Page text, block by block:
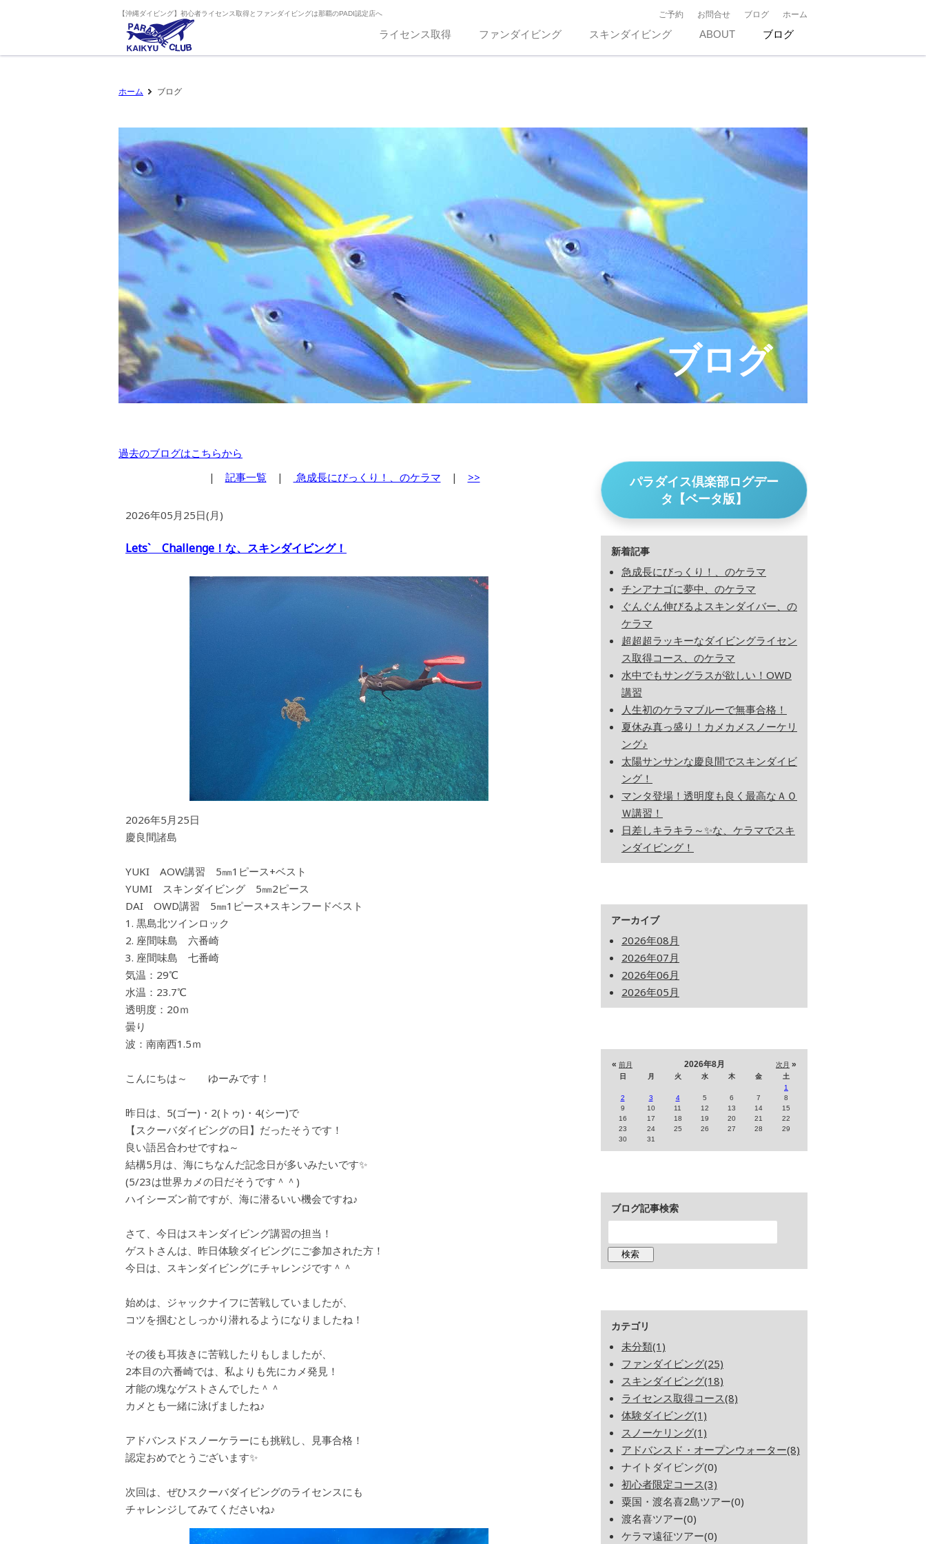
【沖縄ダイビング】初心者ライセンス取得とファンダイビングは那覇のPADI認定店へ ご予約 お問合せ ブログ ホーム
ライセンス取得 ファンダイビング スキンダイビング ABOUT ブログ
ホーム ブログ
ブログ
過去のブログはこちらから
| 記事一覧| 急成長にびっくり！、のケラマ | >>
2026年05月25日(月)
Lets` Challenge！な、スキンダイビング！
2026年5月25日
慶良間諸島
YUKI AOW講習 5㎜1ピース+ベスト
YUMI スキンダイビング 5㎜2ピース
DAI OWD講習 5㎜1ピース+スキンフードベスト
黒島北ツインロック
座間味島 六番崎
座間味島 七番崎
気温：29℃
水温：23.7℃
透明度：20ｍ
曇り
波：南南西1.5ｍ
こんにちは～ ゆーみです！
昨日は、5(ゴー)・2(トゥ)・4(シー)で
【スクーバダイビングの日】だったそうです！
良い語呂合わせですね～
結構5月は、海にちなんだ記念日が多いみたいです✨
(5/23は世界カメの日だそうです＾＾)
ハイシーズン前ですが、海に潜るいい機会ですね♪
さて、今日はスキンダイビング講習の担当！
ゲストさんは、昨日体験ダイビングにご参加された方！
今日は、スキンダイビングにチャレンジです＾＾
始めは、ジャックナイフに苦戦していましたが、
コツを掴むとしっかり潜れるようになりましたね！
その後も耳抜きに苦戦したりもしましたが、
2本目の六番崎では、私よりも先にカメ発見！
才能の塊なゲストさんでした＾＾
カメとも一緒に泳げましたね♪
アドバンスドスノーケラーにも挑戦し、見事合格！
認定おめでとうございます✨
次回は、ぜひスクーバダイビングのライセンスにも
チャレンジしてみてくださいね♪
パラダイス倶楽部ログデー
タ【ベータ版】
新着記事
急成長にびっくり！、のケラマ
チンアナゴに夢中、のケラマ
ぐんぐん伸びるよスキンダイバー、の
ケラマ
超超超ラッキーなダイビングライセン
ス取得コース、のケラマ
水中でもサングラスが欲しい！OWD
講習
人生初のケラマブルーで無事合格！
夏休み真っ盛り！カメカメスノーケリ
ング♪
太陽サンサンな慶良間でスキンダイビ
ング！
マンタ登場！透明度も良く最高なＡＯ
Ｗ講習！
日差しキラキラ～✨な、ケラマでスキ
ンダイビング！
アーカイブ
2026年08月
2026年07月
2026年06月
2026年05月
« 前月 次月 »
2026年8月
日 月 火 水 木 金
土
1
2
3 4 5 6 7
8
9
10 11 12 13 14
15
16
17 18 19 20 21
22
23
24 25 26 27 28
29
30
31
ブログ記事検索
カテゴリ
未分類(1)
ファンダイビング(25)
スキンダイビング(18)
ライセンス取得コース(8)
体験ダイビング(1)
スノーケリング(1)
アドバンスド・オープンウォーター(8)
ナイトダイビング(0)
初心者限定コース(3)
粟国・渡名喜2島ツアー(0)
渡名喜ツアー(0)
ケラマ遠征ツアー(0)